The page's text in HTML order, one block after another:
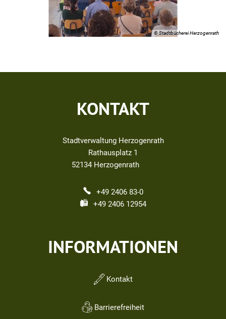
© Stadtbücherei Herzogenrath
KONTAKT
Stadtverwaltung Herzogenrath
Rathausplatz 1
52134 Herzogenrath
+49 2406 83-0
+49 2406 12954
INFORMATIONEN
Kontakt
Barrierefreiheit